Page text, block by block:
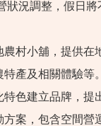
狀況調整，假日將
農村小舖，提供在
特產及相關體驗等
特色建立品牌，提
方案，包含空間營